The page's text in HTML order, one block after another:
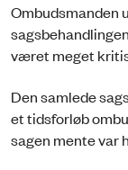
Ombudsmanden
været meget
Den samlede
et tidsforløb
sagen mente var